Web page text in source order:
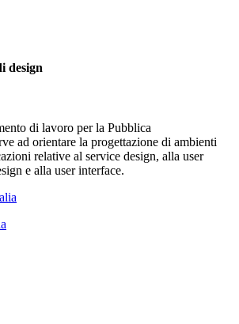
design
di lavoro per la Pubblica
ad orientare la progettazione di ambienti
relative al service design, alla user
e alla user interface.